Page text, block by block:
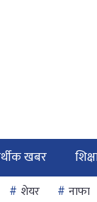
खबर
शेयर नाफा